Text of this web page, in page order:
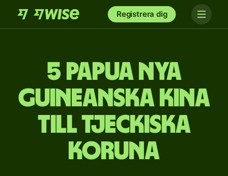
Registrera dig
5 Papua Nya
Guineanska kina
till tjeckiska
koruna